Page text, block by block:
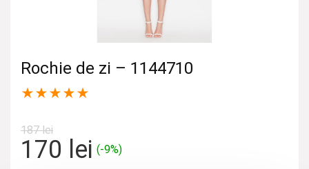
Rochie de zi – 1144710
★★★★★
187lei
Prețul
170 leiPrețul
(-9%)